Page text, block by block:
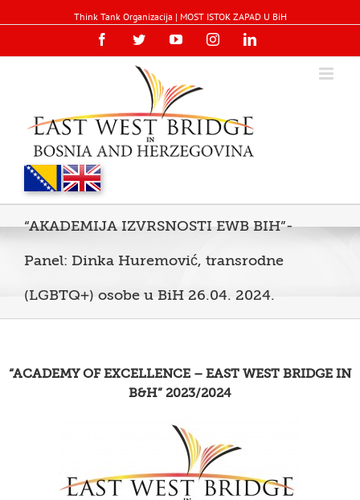
Think Tank Organizacija | MOST ISTOK ZAPAD U BiH
FacebookTwitterYouTubeInstagramLinkedin
“AKADEMIJA IZVRSNOSTI EWB BIH”-
Panel: Dinka Huremović, transrodne
(LGBTQ+) osobe u BiH 26.04. 2024.
“ACADEMY OF EXCELLENCE – EAST WEST BRIDGE IN
B&H” 2023/2024